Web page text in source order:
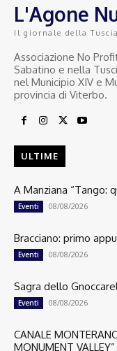
L'Agone
Il giornale della
Associazione No
Sabatino e nella
nel Municipio XIV e
provincia di Viterbo.
ULTIME
A Manziana “Tango:
Eventi 08/08/2026
Bracciano: primo
Eventi 08/08/2026
Sagra dello
Eventi 08/08/2026
CANALE
MONUMENT VALLEY”